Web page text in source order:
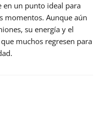
en un punto ideal para
momentos. Aunque aún
su energía y el
muchos regresen para